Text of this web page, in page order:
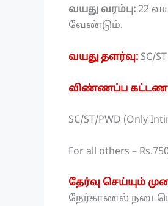
வயது வரம்பு: 22
வேண்டும்.
வயது தளர்வு: SC/
விண்ணப்ப
SC/ST/PWD (Only
For all others –
தேர்வு செய்யும்
நேர்காணல்